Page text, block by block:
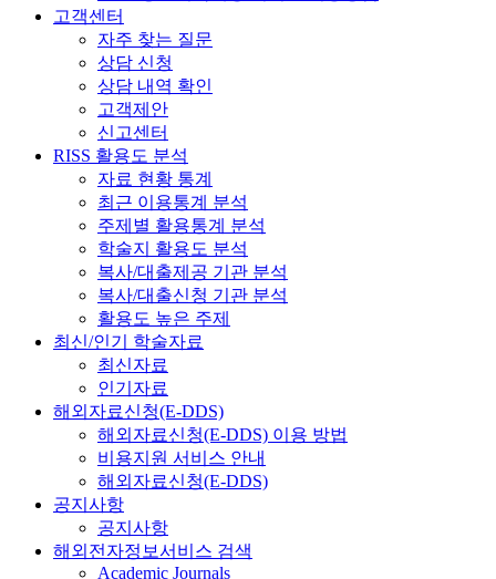
고객센터
자주 찾는 질문
상담 신청
상담 내역 확인
고객제안
신고센터
RISS 활용도 분석
자료 현황 통계
최근 이용통계 분석
주제별 활용통계 분석
학술지 활용도 분석
복사/대출제공 기관 분석
복사/대출신청 기관 분석
활용도 높은 주제
최신/인기 학술자료
최신자료
인기자료
해외자료신청(E-DDS)
해외자료신청(E-DDS) 이용 방법
비용지원 서비스 안내
해외자료신청(E-DDS)
공지사항
공지사항
해외전자정보서비스 검색
Academic Journals